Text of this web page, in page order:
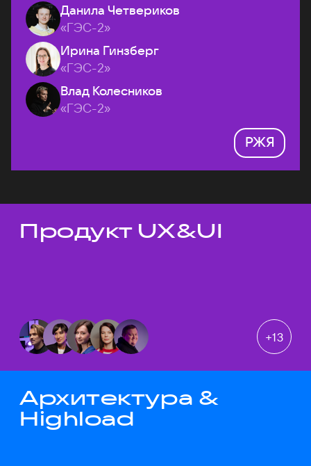
Данила Четвериков
«ГЭС-2»
Ирина Гинзберг
«ГЭС-2»
Влад Колесников
«ГЭС-2»
РЖЯ
Темы докладов
Продукт UX&UI
+13
Архитектура &
Highload